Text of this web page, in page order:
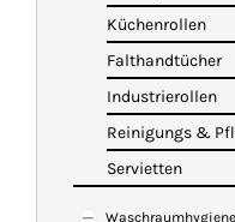
Küchenrollen
Falthandtücher
Industrierollen
Reinigungs &
Servietten
Waschraumhygiene